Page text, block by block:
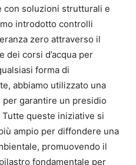
soluzioni strutturali e
introdotto controlli
zero attraverso il
dei corsi d’acqua per
forma di
abbiamo utilizzato una
garantire un presidio
queste iniziative si
ampio per diffondere una
promuovendo il
fondamentale per